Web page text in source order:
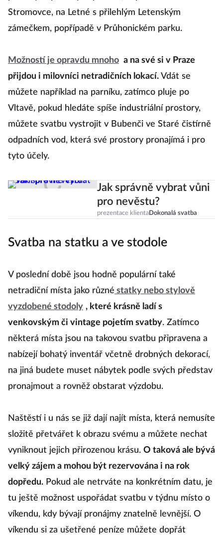
Stromovce, na Letné s přilehlým Letenským
zámečkem, popřípadě v Průhonickém parku.
Možností je opravdu mnoho a na své si v Praze
přijdou i milovníci netradičních lokací. Vdát se
můžete například na parníku, zatímco pluje po
Vltavě, pokud hledáte spíše industriální prostory,
můžete svatbu vystrojit v Bubenči ve Staré čistírně
odpadních vod, která své prostory pronajímá i pro
tyto účely.
Jak správně vybrat vůni
pro nevěstu?
prezentace klientaDokonalá svatba
Svatba na statku a ve stodole
V poslední době jsou hodně populární také
netradiční místa jako různé statky nebo stylově
vyzdobené stodoly , které krásně ladí s
venkovským či vintage pojetím svatby. Zatímco
některá místa jsou na takovou svatbu připravena a
nabízejí bohatý inventář včetně drobných dekorací,
na jiná budete muset nábytek podle svých představ
pronajmout a rovněž obstarat výzdobu.
Naštěstí i u nás se již dají najít místa, která nemusíte
složitě přetvářet k obrazu svému a můžete nechat
vyniknout jejich přirozenou krásu. O taková ale bývá
velký zájem a mohou být rezervována i na rok
dopředu. Pokud ale netrváte na konkrétním datu, je
tu ještě možnost uspořádat svatbu v týdnu místo o
víkendu, kdy bývají pronájmy znatelně levnější. O
víkendu si za ušetřené peníze můžete dopřát